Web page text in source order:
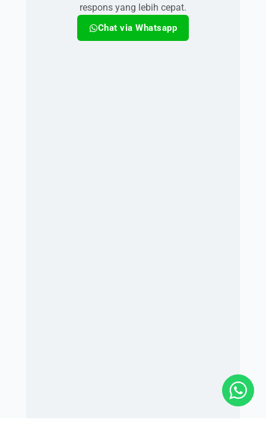
respons yang lebih cepat.
Chat via Whatsapp